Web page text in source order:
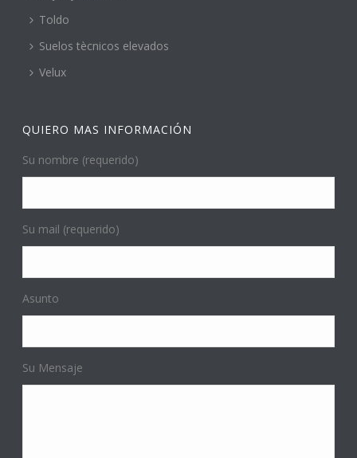
Toldo
Suelos tècnicos elevados
Velux
QUIERO MAS INFORMACIÓN
Su nombre (requerido)
Su mail (requerido)
Asunto
Su Mensaje